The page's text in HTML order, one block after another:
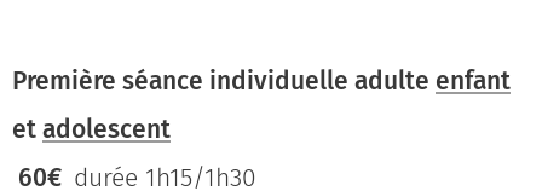
Première séance individuelle adulte enfant
etadolescent
60€ durée 1h15/1h30